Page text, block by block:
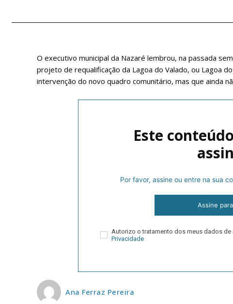
Faça-se
O executivo municipal da Nazaré lembrou, na passada
projeto de requalificação da Lagoa do Valado, ou Lagoa
intervenção do novo quadro comunitário, mas que ainda
Este
Por favor, assine ou entre na sua
Assine
Autorizo o tratamento dos meus dados
Privacidade
Ana Ferraz Pereira